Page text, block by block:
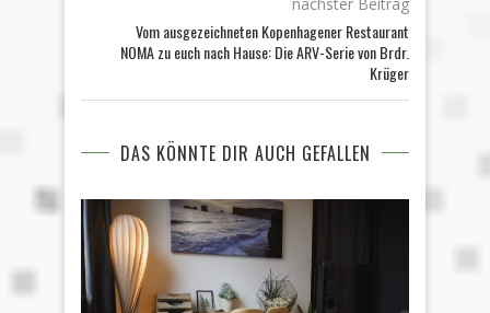
Vom ausgezeichneten Kopenhagener Restaurant
NOMA zu euch nach Hause: Die ARV-Serie von Brdr.
Krüger
DAS KÖNNTE DIR AUCH GEFALLEN